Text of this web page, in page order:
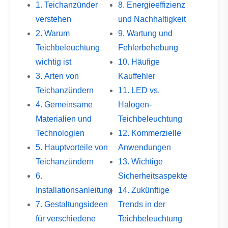
1. Teichanzünder
verstehen
2. Warum
Teichbeleuchtung
wichtig ist
3. Arten von
Teichanzündern
4. Gemeinsame
Materialien und
Technologien
5. Hauptvorteile von
Teichanzündern
6.
Installationsanleitung
7. Gestaltungsideen
für verschiedene
8. Energieeffizienz
und Nachhaltigkeit
9. Wartung und
Fehlerbehebung
10. Häufige
Kauffehler
11. LED vs.
Halogen-
Teichbeleuchtung
12. Kommerzielle
Anwendungen
13. Wichtige
Sicherheitsaspekte
14. Zukünftige
Trends in der
Teichbeleuchtung